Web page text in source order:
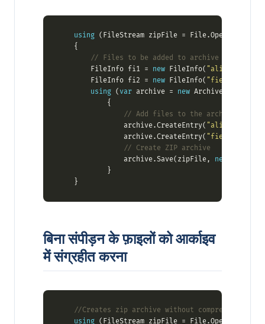
using (FileStream zipFile = File.Open(
// Files to be added to archive
	    FileInfo fi1 =
new FileInfo( "alice29.txt"
	    FileInfo fi2 =
new FileInfo( "fields.c"
using (var archive = new
// Add files to the archive
		        archive.CreateEntry(
"alice29.txt"
		        archive.CreateEntry(
"fields.c"
// Create ZIP archive
		        archive.Save(zipFile,
new
बिना संपीड़न के फ़ाइलों को आर्काइव
में संग्रहीत करना
//Creates zip archive without compressing
using (FileStream zipFile =